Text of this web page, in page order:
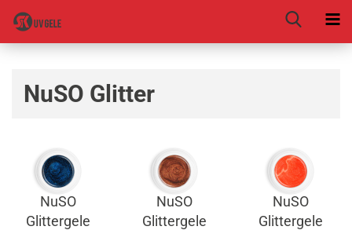
NuSO Glitter
NuSO
Glittergele
NuSO
Glittergele
NuSO
Glittergele